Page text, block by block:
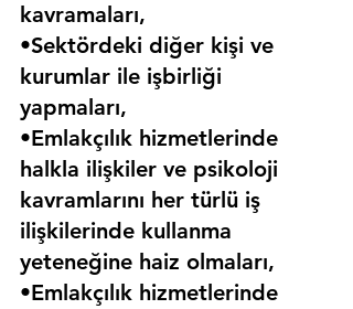
kavramaları,
•Sektördeki diğer kişi ve
kurumlar ile işbirliği
yapmaları,
•Emlakçılık hizmetlerinde
halkla ilişkiler ve psikoloji
kavramlarını her türlü iş
ilişkilerinde kullanma
yeteneğine haiz olmaları,
•Emlakçılık hizmetlerinde